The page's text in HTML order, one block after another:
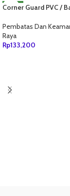
NEW
Corner Guard PVC /
Pembatas Dan
Raya
Rp133,200